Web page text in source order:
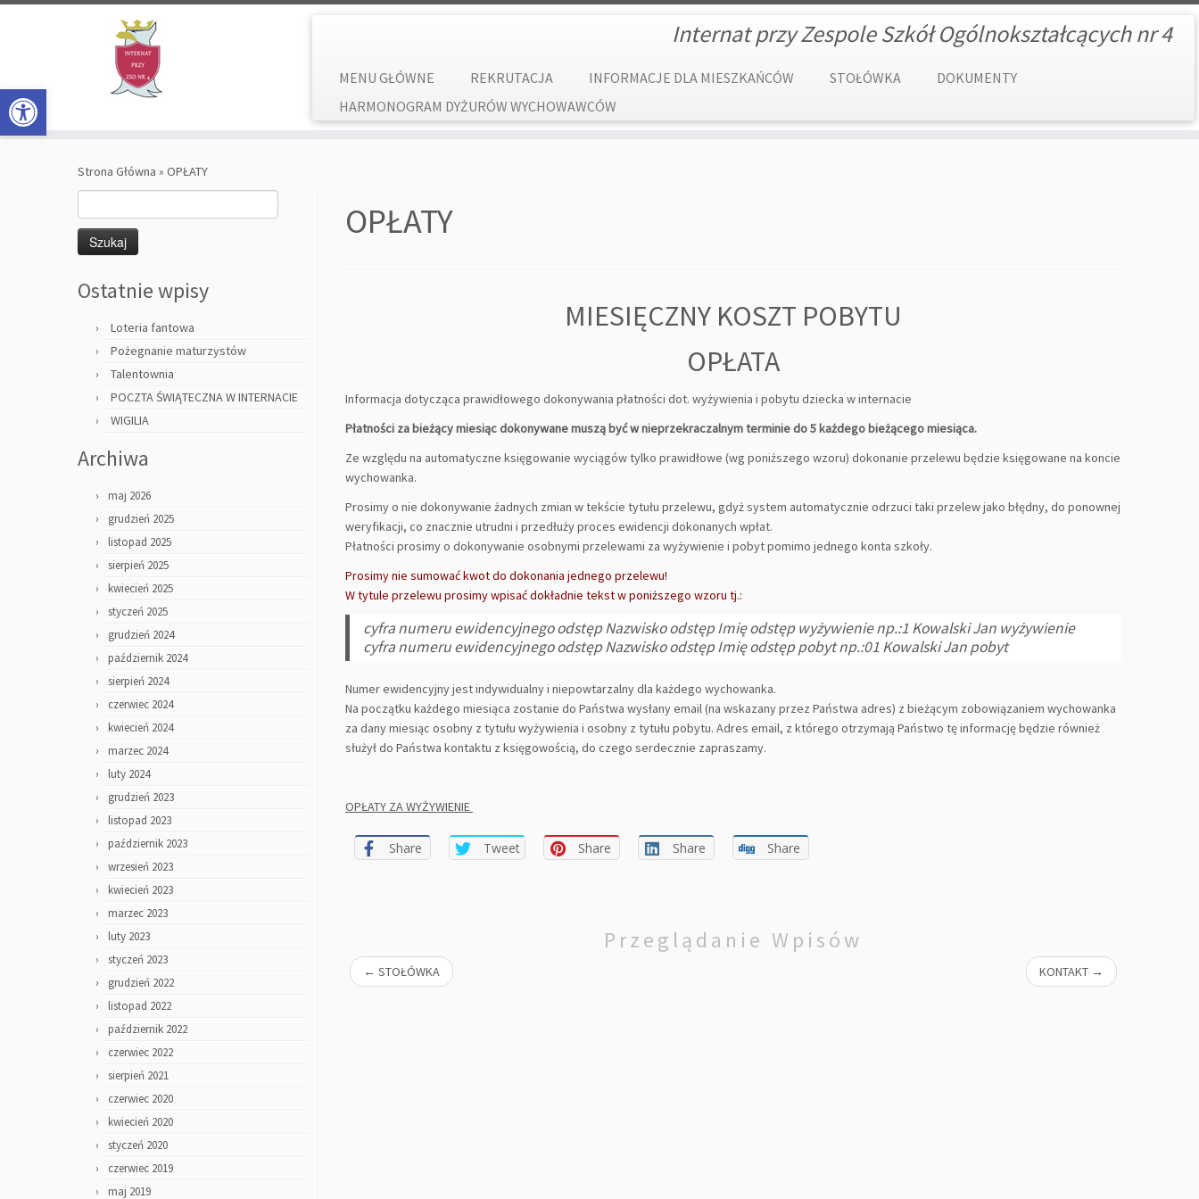
Open toolbar
Internat przy Zespole Szkół Ogólnokształcących nr 4
MENU GŁÓWNE REKRUTACJA INFORMACJE DLA MIESZKAŃCÓW STOŁÓWKA
DOKUMENTY
HARMONOGRAM DYŻURÓW WYCHOWAWCÓW
Strona Główna » OPŁATY
Ostatnie wpisy
Loteria fantowa
Pożegnanie maturzystów
Talentownia
POCZTA ŚWIĄTECZNA W INTERNACIE
WIGILIA
Archiwa
maj 2026
grudzień 2025
listopad 2025
sierpień 2025
kwiecień 2025
styczeń 2025
grudzień 2024
październik 2024
sierpień 2024
czerwiec 2024
kwiecień 2024
marzec 2024
luty 2024
grudzień 2023
listopad 2023
październik 2023
wrzesień 2023
kwiecień 2023
marzec 2023
luty 2023
styczeń 2023
grudzień 2022
listopad 2022
październik 2022
czerwiec 2022
sierpień 2021
czerwiec 2020
kwiecień 2020
styczeń 2020
czerwiec 2019
maj 2019
OPŁATY
MIESIĘCZNY KOSZT POBYTU
OPŁATA
Informacja dotycząca prawidłowego dokonywania płatności dot. wyżywienia i pobytu dziecka w internacie
Płatności za bieżący miesiąc dokonywane muszą być w nieprzekraczalnym terminie do 5 każdego bieżącego miesiąca.
Ze względu na automatyczne księgowanie wyciągów tylko prawidłowe (wg poniższego wzoru) dokonanie przelewu będzie księgowane na koncie
wychowanka.
Prosimy o nie dokonywanie żadnych zmian w tekście tytułu przelewu, gdyż system automatycznie odrzuci taki przelew jako błędny, do ponownej
weryfikacji, co znacznie utrudni i przedłuży proces ewidencji dokonanych wpłat.
Płatności prosimy o dokonywanie osobnymi przelewami za wyżywienie i pobyt pomimo jednego konta szkoły.
Prosimy nie sumować kwot do dokonania jednego przelewu!
W tytule przelewu prosimy wpisać dokładnie tekst w poniższego wzoru tj.:
cyfra numeru ewidencyjnego odstęp Nazwisko odstęp Imię odstęp wyżywienie np.:1 Kowalski Jan wyżywienie
cyfra numeru ewidencyjnego odstęp Nazwisko odstęp Imię odstęp pobyt np.:01 Kowalski Jan pobyt
Numer ewidencyjny jest indywidualny i niepowtarzalny dla każdego wychowanka.
Na początku każdego miesiąca zostanie do Państwa wysłany email (na wskazany przez Państwa adres) z bieżącym zobowiązaniem wychowanka
za dany miesiąc osobny z tytułu wyżywienia i osobny z tytułu pobytu. Adres email, z którego otrzymają Państwo tę informację będzie również
służył do Państwa kontaktu z księgowością, do czego serdecznie zapraszamy.
OPŁATY ZA WYŻYWIENIE
Share Tweet Share Share Share
Przeglądanie Wpisów
← STOŁÓWKA KONTAKT →